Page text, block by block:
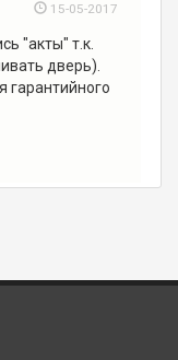
15-05-2017
"акты" т.к.
дверь).
гарантийного